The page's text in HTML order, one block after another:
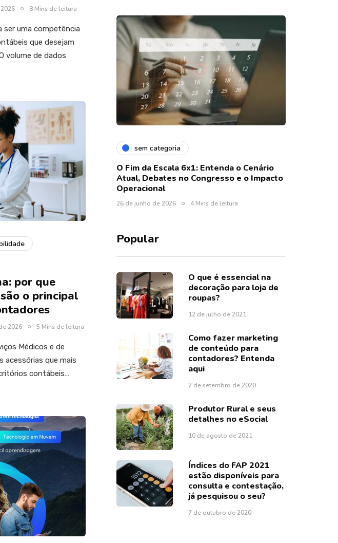
8 Mins de leitura
ser uma competência
que desejam
volume de dados
por que
o principal
2026 5 Mins de leitura
Médicos e de
acessórias que mais
contábeis…
sem categoria
O Fim da Escala 6x1: Entenda o Cenário
Atual, Debates no Congresso e o Impacto
Operacional
26 de junho de 2026 4 Mins de leitura
Popular
O que é essencial na
decoração para loja de
roupas?
12 de julho de 2021
Como fazer marketing
de conteúdo para
contadores? Entenda
aqui
2 de setembro de 2020
Produtor Rural e seus
detalhes no eSocial
10 de agosto de 2021
Índices do FAP 2021
estão disponíveis para
consulta e contestação,
já pesquisou o seu?
7 de outubro de 2020